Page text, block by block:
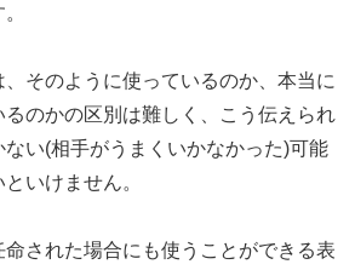
そのように使っているのか、本当に
のかの区別は難しく、こう伝えられ
い(相手がうまくいかなかった)可能
いけません。
された場合にも使うことができる表